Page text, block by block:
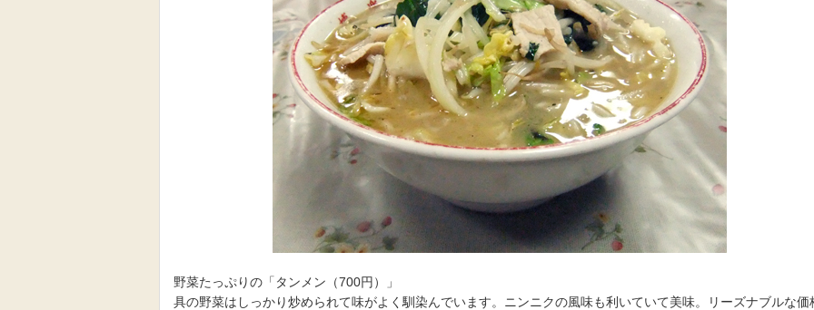
野菜たっぷりの「タンメン（700円）」
具の野菜はしっかり炒められて味がよく馴染んでいます。ニンニクの風味も利いていて美味。リーズナブルな価